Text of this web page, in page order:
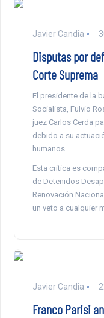
Javier Candia
Disputas por
Corte Suprema
El presidente de la
Socialista, Fulvio
juez Carlos Cerda
debido a su
humanos.
Esta crítica es
de Detenidos
Renovación
un veto a cualquier
Javier Candia
Franco Parisi